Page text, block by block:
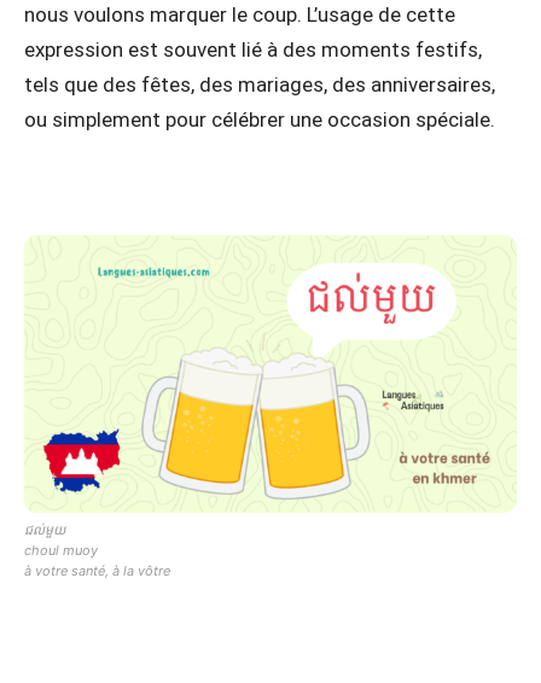
nous voulons marquer le coup. L’usage de cette
expression est souvent lié à des moments festifs,
tels que des fêtes, des mariages, des anniversaires,
ou simplement pour célébrer une occasion spéciale.
ជល់មួយ
choul muoy
à votre santé, à la vôtre